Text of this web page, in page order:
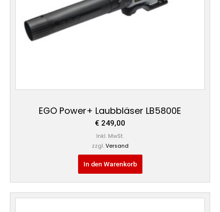
EGO Power+ Laubbläser LB5800E
€ 249,00
Inkl. MwSt.
zzgl. Versand
In den Warenkorb